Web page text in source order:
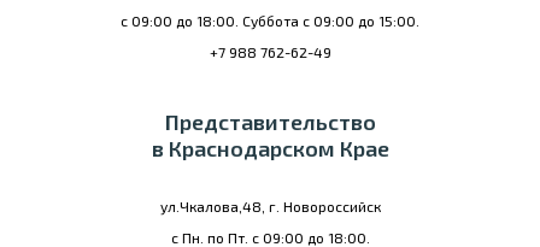
с 09:00 до 18:00. Суббота с 09:00 до 15:00.
+7 988 762-62-49
Представительство
в Краснодарском Крае
ул.Чкалова,48, г. Новороссийск
с Пн. по Пт. с 09:00 до 18:00.